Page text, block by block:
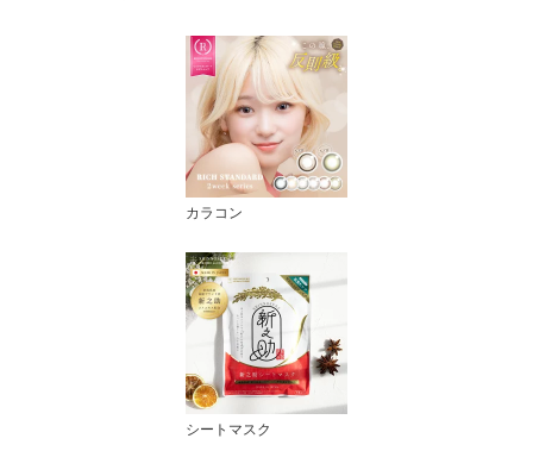
カラコン
シートマスク